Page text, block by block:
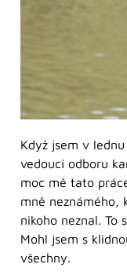
Když jsem v
vedoucí odboru
moc mě tato
mně neznámého,
nikoho neznal. To
Mohl jsem s
všechny.